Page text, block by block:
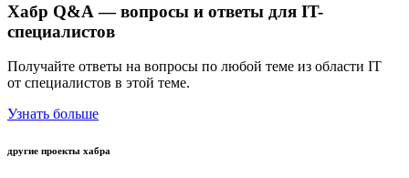
Хабр Q&A — вопросы и ответы для IT-
специалистов
Получайте ответы на вопросы по любой теме из области IT
от специалистов в этой теме.
Узнать больше
другие проекты хабра